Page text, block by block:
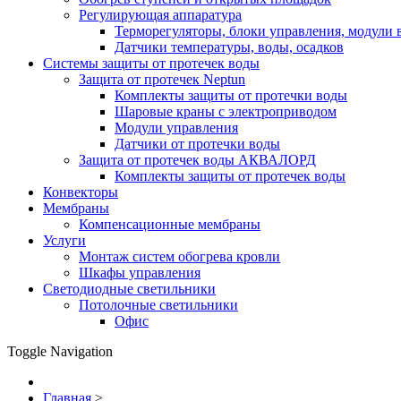
Регулирующая аппаратура
Терморегуляторы, блоки управления, модули
Датчики температуры, воды, осадков
Системы защиты от протечек воды
Защита от протечек Neptun
Комплекты защиты от протечки воды
Шаровые краны с электроприводом
Модули управления
Датчики от протечки воды
Защита от протечек воды АКВАЛОРД
Комплекты защиты от протечек воды
Конвекторы
Мембраны
Компенсационные мембраны
Услуги
Монтаж систем обогрева кровли
Шкафы управления
Светодиодные светильники
Потолочные светильники
Офис
Toggle Navigation
Главная >